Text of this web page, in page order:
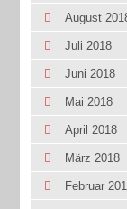
August
Juli 2018
Juni 2018
Mai 2018
April 2018
März 2018
Februar